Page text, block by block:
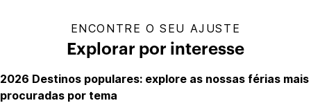
ENCONTRE O SEU AJUSTE
Explorar por interesse
2026 Destinos populares: explore as nossas férias mais
procuradas por tema